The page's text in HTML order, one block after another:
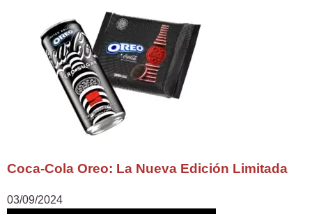
Coca-Cola Oreo: La Nueva Edición Limitada
03/09/2024